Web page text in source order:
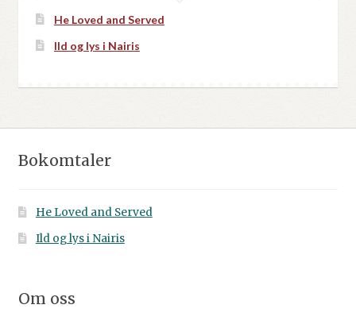
He Loved and Served
Ild og lys i Nairis
Bokomtaler
He Loved and Served
Ild og lys i Nairis
Om oss